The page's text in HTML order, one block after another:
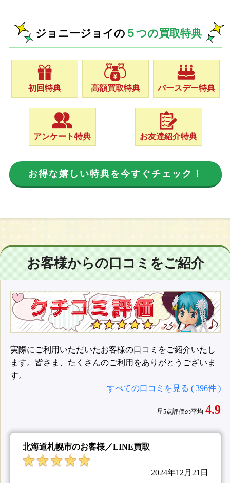
ジョニージョイの ５つの買取特典
初回特典 高額買取特典 バースデー特典
アンケート特典 お友達紹介特典
お得な嬉しい特典を今すぐチェック！
お客様からの口コミをご紹介
実際にご利用いただいたお客様の口コミをご紹介いたし
ます。皆さま、たくさんのご利用をありがとうございま
す。
すべての口コミを見る ( 396件 )
星5点評価の平均 4.9
北海道札幌市のお客様／LINE買取
2024年12月21日